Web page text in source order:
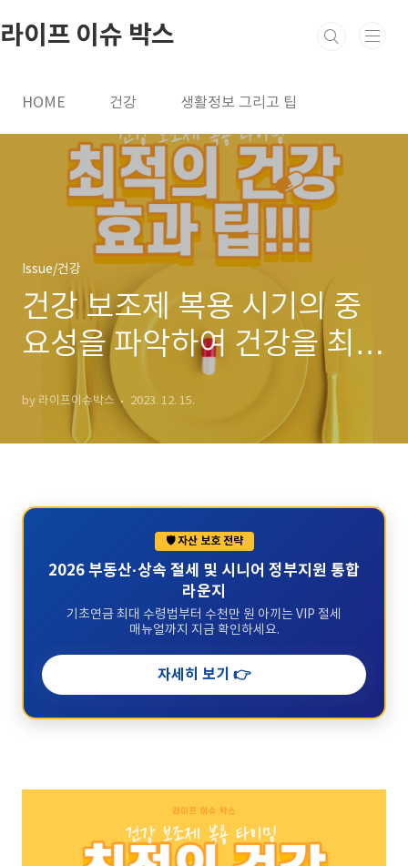
라이프 이슈 박스
HOME 건강 생활정보 그리고 팁
Issue/건강
건강 보조제 복용 시기의 중
요성을 파악하여 건강을 최적
화하세요. 전문가 조언을 통
해 언제 건강 보조제를 복용
당신의 건강한 생활..
by 라이프이슈박스 2023. 12. 15.
🛡️ 자산 보호 전략
2026 부동산·상속 절세 및 시니어 정부지원 통합
라운지
기초연금 최대 수령법부터 수천만 원 아끼는 VIP 절세
매뉴얼까지 지금 확인하세요.
자세히 보기 👉